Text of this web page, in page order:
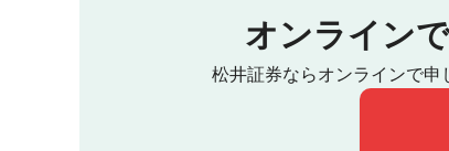
オンラインで
松井証券ならオンラインで申